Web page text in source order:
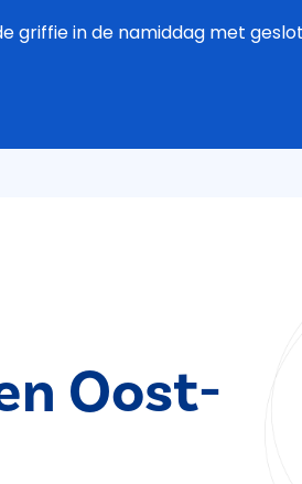
griffie in de namiddag met
Oost-